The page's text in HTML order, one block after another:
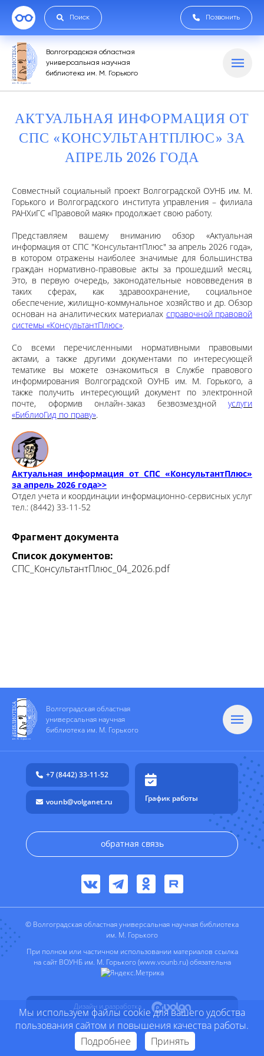
Поиск Позвонить
Волгоградская областная
универсальная научная
библиотека им. М. Горького
АКТУАЛЬНАЯ ИНФОРМАЦИЯ ОТ
СПС «КОНСУЛЬТАНТПЛЮС» ЗА
АПРЕЛЬ 2026 ГОДА
Совместный социальный проект Волгоградской ОУНБ им. М.
Горького и Волгоградского института управления – филиала
РАНХиГС «Правовой маяк» продолжает свою работу.
Представляем вашему вниманию обзор «Актуальная
информация от СПС "КонсультантПлюс" за апрель 2026 года»,
в котором отражены наиболее значимые для большинства
граждан нормативно-правовые акты за прошедший месяц.
Это, в первую очередь, законодательные нововведения в
таких сферах, как здравоохранение, социальное
обеспечение, жилищно-коммунальное хозяйство и др. Обзор
основан на аналитических материалах справочной правовой
системы «КонсультантПлюс».
Со всеми перечисленными нормативными правовыми
актами, а также другими документами по интересующей
тематике вы можете ознакомиться в Службе правового
информирования Волгоградской ОУНБ им. М. Горького, а
также получить интересующий документ по электронной
почте, оформив онлайн-заказ безвозмездной услуги
«БиблиоГид по праву».
Актуальная информация от СПС «КонсультантПлюс»
за апрель 2026 года>>
Отдел учета и координации информационно-сервисных услуг
тел.: (8442) 33-11-52
Фрагмент документа
Список документов:
СПС_КонсультантПлюс_04_2026.pdf
Волгоградская областная
универсальная научная
библиотека им. М. Горького
+7 (8442) 33-11-52
vounb@volganet.ru График работы
обратная связь
© Волгоградская областная универсальная научная библиотека
им. М. Горького
При полном или частичном использовании материалов ссылка
на сайт ВОУНБ им. М. Горького (www.vounb.ru) обязательна
Дизайн и разработка
Мы используем файлы cookie для вашего удобства
пользования сайтом и повышения качества работы.
Подробнее
Принять